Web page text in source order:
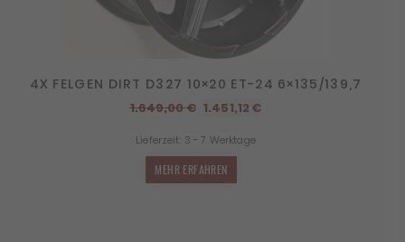
4X FELGEN DIRT D327 10×20 ET-24 6×135/139,7
1.649,00€ Ursprünglicher
war:
1.649,00 €
1.451,12€Aktueller
Lieferzeit: 3 - 7 Werktage
MEHR ERFAHREN